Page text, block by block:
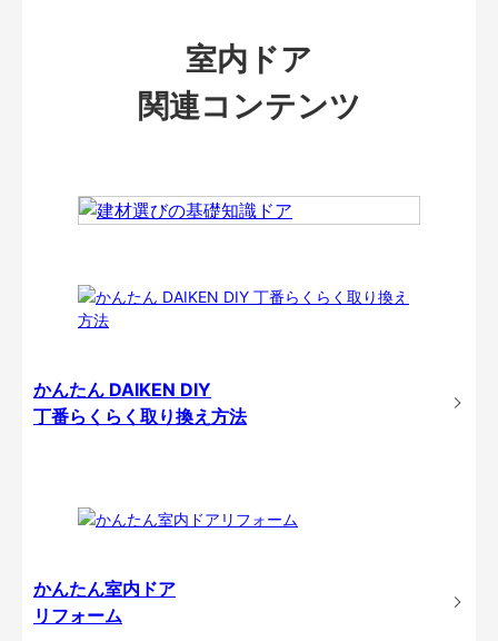
室内ドア
関連コンテンツ
かんたん DAIKEN DIY
丁番らくらく取り換え方法
かんたん室内ドア
リフォーム